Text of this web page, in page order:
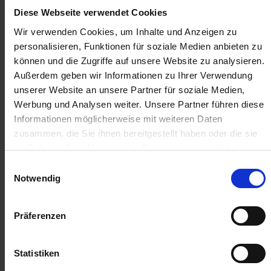
Diese Webseite verwendet Cookies
Wir verwenden Cookies, um Inhalte und Anzeigen zu
personalisieren, Funktionen für soziale Medien anbieten zu
können und die Zugriffe auf unsere Website zu analysieren.
Außerdem geben wir Informationen zu Ihrer Verwendung
unserer Website an unsere Partner für soziale Medien,
Werbung und Analysen weiter. Unsere Partner führen diese
Informationen möglicherweise mit weiteren Daten
zusammen, die Sie ihnen bereitgestellt haben oder die sie
im Rahmen Ihrer Nutzung der Dienste gesammelt haben.
Notwendig
Präferenzen
Statistiken
55,65 € / St
66,22 €
inkl. 19% MwSt.,zzgl. Versandkosten
Verfügbar
Lieferung voraussichtlichab Mittwoch, 19. August 2026
Menge
QTY_CONTROL_DECREASE
ZUR VERGLEICHSLISTE HINZUFÜGEN